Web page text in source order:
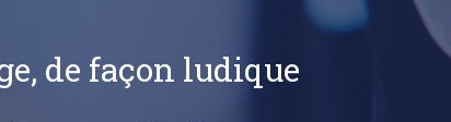
de façon ludique